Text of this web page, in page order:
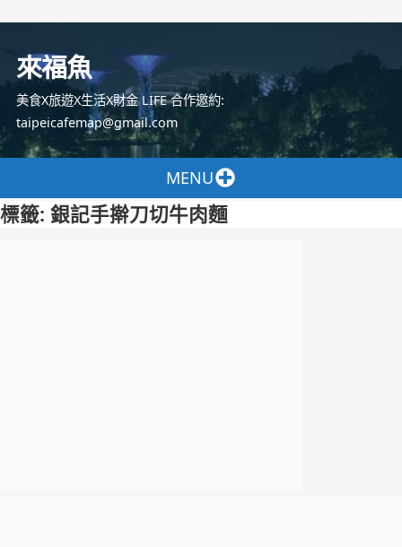
容
來福魚
美食X旅遊X生活X財金 LIFE 合作邀約:
taipeicafemap@gmail.com
MENU
標籤: 銀記手擀刀切牛肉麵